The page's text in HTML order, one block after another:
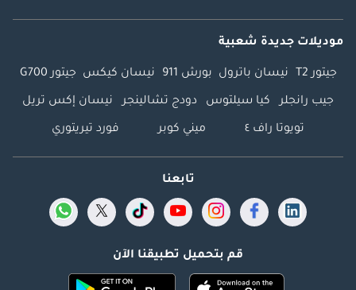
موديلات جديدة شعبية
جيتور T2 نيسان باترول بورش 911 نيسان كيكس جيتور G700
جيب رانجلر كيا سيلتوس دودج تشالينجر نيسان إكس تريل
تويوتا راف ٤ ميني كوبر فورد تيريتوري
تابعنا
قم بتحميل تطبيقنا الآن